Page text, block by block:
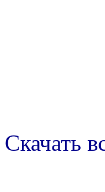
Скачать